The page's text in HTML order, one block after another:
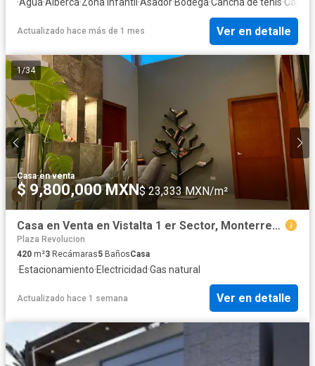
·Agua·Alberca·Zona infantil ·Asador·Bodega·Cancha de tenis·
Actualizado hace más de 1 mes Ver en detalle
1/34
Casa·en venta
$ 9,800,000 MXN$ 23,333 MXN/m²
Casa en Venta en Vistalta 1 er Sector, Monterrey NL
Plaza Revolucion
420 m²3 Recámaras5 BañosCasa
·Estacionamiento·Electricidad·Gas natural
Actualizado hace 1 semana Ver en detalle